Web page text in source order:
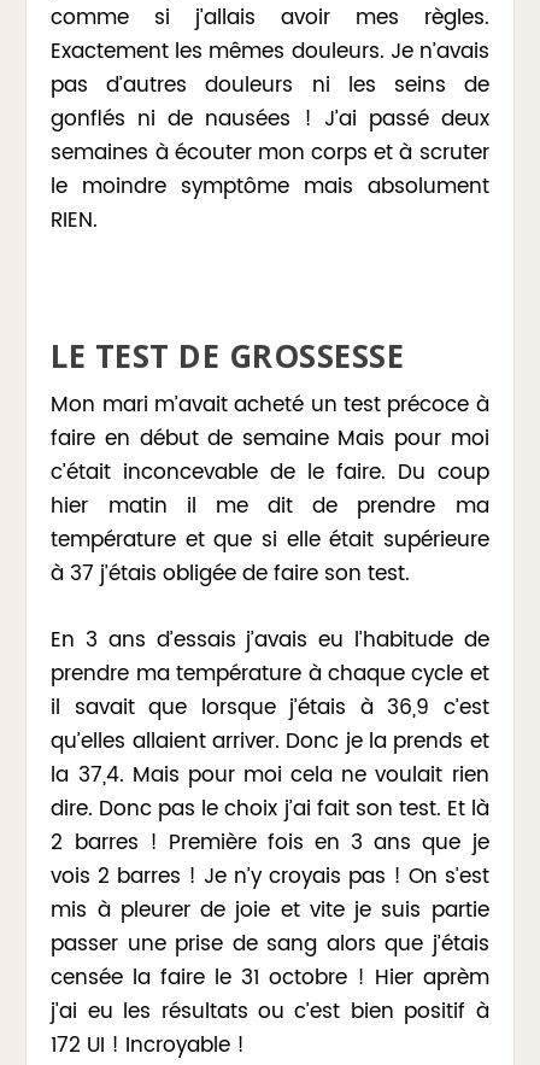
comme si j’allais avoir mes règles.
Exactement les mêmes douleurs. Je n’avais
pas d’autres douleurs ni les seins de
gonflés ni de nausées ! J’ai passé deux
semaines à écouter mon corps et à scruter
le moindre symptôme mais absolument
RIEN.
LE TEST DE GROSSESSE
Mon mari m’avait acheté un test précoce à
faire en début de semaine Mais pour moi
c’était inconcevable de le faire. Du coup
hier matin il me dit de prendre ma
température et que si elle était supérieure
à 37 j’étais obligée de faire son test.
En 3 ans d’essais j’avais eu l’habitude de
prendre ma température à chaque cycle et
il savait que lorsque j’étais à 36,9 c’est
qu’elles allaient arriver. Donc je la prends et
la 37,4. Mais pour moi cela ne voulait rien
dire. Donc pas le choix j’ai fait son test. Et là
2 barres ! Première fois en 3 ans que je
vois 2 barres ! Je n’y croyais pas ! On s’est
mis à pleurer de joie et vite je suis partie
passer une prise de sang alors que j’étais
censée la faire le 31 octobre ! Hier aprèm
j’ai eu les résultats ou c’est bien positif à
172 UI ! Incroyable !